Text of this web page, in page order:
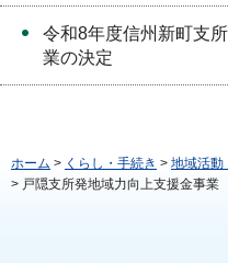
令和8年度信州新町支
業の決定
ホーム > くらし・手続き > 地域活動
> 戸隠支所発地域力向上支援金事業